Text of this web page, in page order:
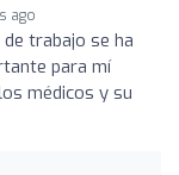
ago
trabajo se ha
para mí
médicos y su